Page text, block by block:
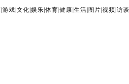
游戏 文化 娱乐 体育 健康 生活 图片 视频 访谈